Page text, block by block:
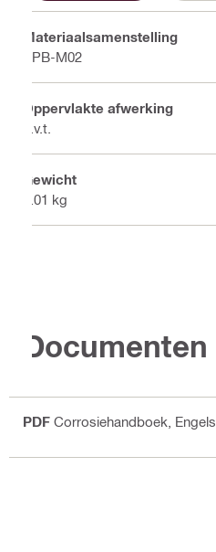
Materiaalsamenstelling
PPB-M02
Oppervlakte afwerking
n.v.t.
Gewicht
0.01 kg
Documenten
PDF Corrosiehandboek , Engels